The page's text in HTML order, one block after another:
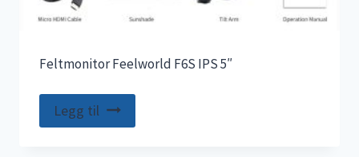
Feltmonitor Feelworld F6S IPS 5″
Legg til